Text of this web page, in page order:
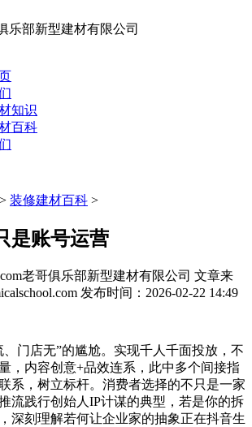
知识
百科
> 装修建材百科 >
是账号运营
老哥俱乐部新型建材有限公司 文章来
发布时间：2026-02-22 14:49
店无”的尴尬。实现千人千面投放，不
，内容创意+品效连系，此中多个间接指
系，树立标杆。消费者选择的不只是一家
流践行创始人IP计谋的典型，若是你的拆
深刻理解若何让企业家的抽象正在抖音生